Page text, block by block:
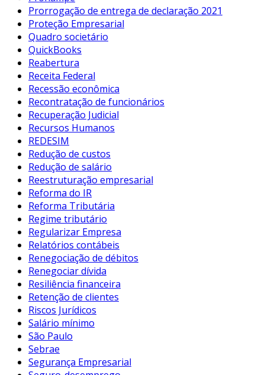
Prorrogação de entrega de declaração 2021
Proteção Empresarial
Quadro societário
QuickBooks
Reabertura
Receita Federal
Recessão econômica
Recontratação de funcionários
Recuperação Judicial
Recursos Humanos
REDESIM
Redução de custos
Redução de salário
Reestruturação empresarial
Reforma do IR
Reforma Tributária
Regime tributário
Regularizar Empresa
Relatórios contábeis
Renegociação de débitos
Renegociar dívida
Resiliência financeira
Retenção de clientes
Riscos Jurídicos
Salário mínimo
São Paulo
Sebrae
Segurança Empresarial